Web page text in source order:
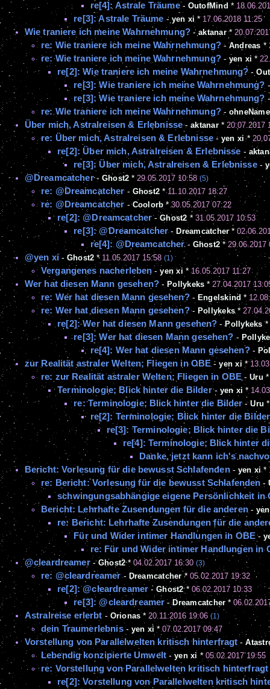
re[4]: Astrale Träume- OutofMind *
re[3]: Astrale Träume- yen xi* 17.06.2018 11:25
Wie traniere ich meine Wahrnehmung? -aktanar*
re: Wie traniere ich meine Wahrnehmung?-Andreas *
re: Wie traniere ich meine Wahrnehmung?-yen xi *
re[2]: Wie traniere ich meine Wahrnehmung? -
re[3]: Wie traniere ich meine Wahrnehmung?
re[3]: Wie traniere ich meine Wahrnehmung?
re: Wie traniere ich meine Wahrnehmung?-
Über mich, Astralreisen & Erlebnisse-aktanar*20.07.2017
re: Über mich, Astralreisen & Erlebnisse-yen xi *
re[2]: Über mich, Astralreisen & Erlebnisse -
re[3]: Über mich, Astralreisen & Erlebnisse-
@Dreamcatcher- Ghost2 *29.05.2017 10:58 (5)
re: @Dreamcatcher- Ghost2 *11.10.2017 18:27
re: @Dreamcatcher -Coolorb *30.05.2017 07:22
re[2]: @Dreamcatcher-Ghost2 * 31.05.2017 10:53
re[3]: @Dreamcatcher- Dreamcatcher*
re[4]: @Dreamcatcher- Ghost2*29.06.2017
@yen xi- Ghost2 *11.05.2017 15:58 (1)
Vergangenes nacherleben -yen xi* 16.05.2017 11:27
Wer hat diesen Mann gesehen?- Pollykeks *27.04.2017
re: Wer hat diesen Mann gesehen?- Engelskind *
re: Wer hat diesen Mann gesehen?- Pollykeks*
re[2]: Wer hat diesen Mann gesehen? -Pollykeks *
re[3]: Wer hat diesen Mann gesehen?-
re[4]: Wer hat diesen Mann gesehen?-
zur Realität astraler Welten; Fliegen in OBE-yen xi *
re: zur Realität astraler Welten; Fliegen in OBE -Uru
Terminologie; Blick hinter die Bilder- yen xi *
re: Terminologie; Blick hinter die Bilder-Uru
re[2]: Terminologie; Blick hinter die Bilder
re[3]: Terminologie; Blick hinter die
re[4]: Terminologie; Blick hinter
Danke, jetzt kann ich's
Bericht: Vorlesung für die bewusst Schlafenden- yen xi*
re: Bericht: Vorlesung für die bewusst Schlafenden -
schwingungsabhängige eigene Persönlichkeit in
Bericht: Lehrhafte Zusendungen für die anderen-
re: Bericht: Lehrhafte Zusendungen für die
Für und Wider intimer Handlungen in OBE -
re: Für und Wider intimer Handlungen in
@cleardreamer- Ghost2*04.02.2017 16:30 (3)
re: @cleardreamer - Dreamcatcher * 05.02.2017 19:32
re[2]: @cleardreamer -Ghost2*06.02.2017 10:33
re[3]: @cleardreamer -Dreamcatcher *
Astralreise erlerbt - Orionas *20.11.2016 19:06 (1)
dein Traumerlebnis- yen xi *07.02.2017 09:47
Vorstellung von Parallelwelten kritisch hinterfragt -
Lebendig konzipierte Umwelt -yen xi * 05.02.2017 19:55
re: Vorstellung von Parallelwelten kritisch hinterfragt
re[2]: Vorstellung von Parallelwelten kritisch